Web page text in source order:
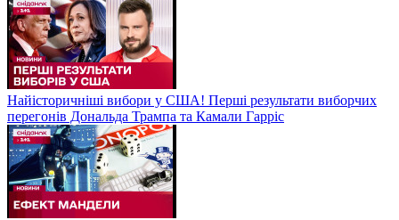
Найісторичніші вибори у США! Перші результати виборчих
перегонів Дональда Трампа та Камали Гарріс